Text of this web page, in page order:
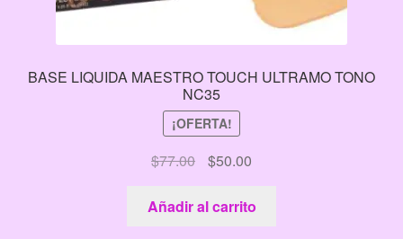
BASE LIQUIDA MAESTRO TOUCH ULTRAMO TONO
NC35
¡OFERTA!
$77.00
El
precio
original
era:
$50.00El
precio
actual
es:
Añadir al carrito